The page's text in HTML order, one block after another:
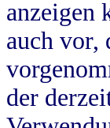
anzeigen
auch vor,
der